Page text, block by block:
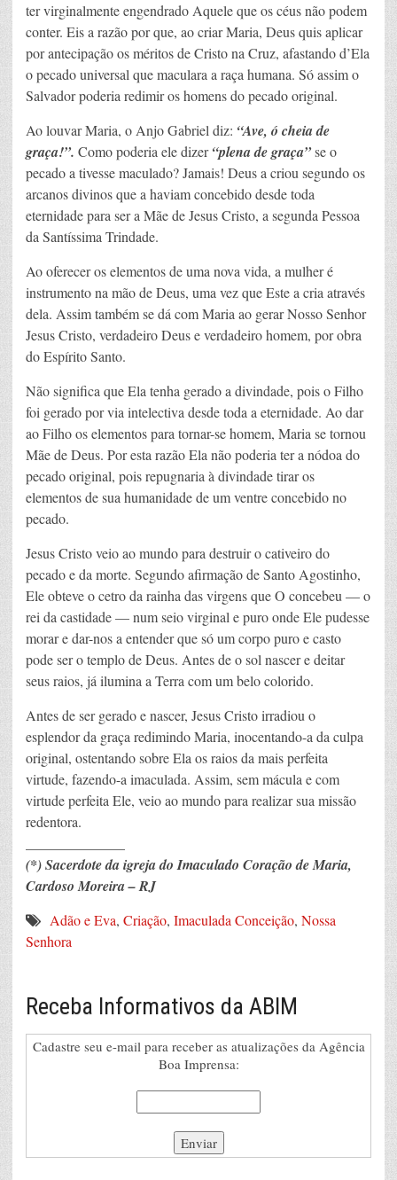
ter virginalmente engendrado Aquele que os céus não podem
conter. Eis a razão por que, ao criar Maria, Deus quis aplicar
por antecipação os méritos de Cristo na Cruz, afastando d’Ela
o pecado universal que maculara a raça humana. Só assim o
Salvador poderia redimir os homens do pecado original.
Ao louvar Maria, o Anjo Gabriel diz: “Ave, ó cheia de
graça!”. Como poderia ele dizer“plena de graça”se o
pecado a tivesse maculado? Jamais! Deus a criou segundo os
arcanos divinos que a haviam concebido desde toda
eternidade para ser a Mãe de Jesus Cristo, a segunda Pessoa
da Santíssima Trindade.
Ao oferecer os elementos de uma nova vida, a mulher é
instrumento na mão de Deus, uma vez que Este a cria através
dela. Assim também se dá com Maria ao gerar Nosso Senhor
Jesus Cristo, verdadeiro Deus e verdadeiro homem, por obra
do Espírito Santo.
Não significa que Ela tenha gerado a divindade, pois o Filho
foi gerado por via intelectiva desde toda a eternidade. Ao dar
ao Filho os elementos para tornar-se homem, Maria se tornou
Mãe de Deus. Por esta razão Ela não poderia ter a nódoa do
pecado original, pois repugnaria à divindade tirar os
elementos de sua humanidade de um ventre concebido no
pecado.
Jesus Cristo veio ao mundo para destruir o cativeiro do
pecado e da morte. Segundo afirmação de Santo Agostinho,
Ele obteve o cetro da rainha das virgens que O concebeu — o
rei da castidade — num seio virginal e puro onde Ele pudesse
morar e dar-nos a entender que só um corpo puro e casto
pode ser o templo de Deus. Antes de o sol nascer e deitar
seus raios, já ilumina a Terra com um belo colorido.
Antes de ser gerado e nascer, Jesus Cristo irradiou o
esplendor da graça redimindo Maria, inocentando-a da culpa
original, ostentando sobre Ela os raios da mais perfeita
virtude, fazendo-a imaculada. Assim, sem mácula e com
virtude perfeita Ele, veio ao mundo para realizar sua missão
redentora.
(*) Sacerdote da igreja do Imaculado Coração de Maria,
Cardoso Moreira – RJ
Adão e Eva, Criação, Imaculada Conceição, Nossa
Senhora
Receba Informativos da ABIM
Cadastre seu e-mail para receber as atualizações da Agência
Boa Imprensa: